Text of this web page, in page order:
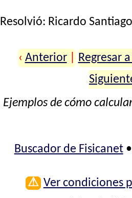
Resolvió: Ricardo
‹ Anterior Regresar
Ejemplos de cómo
Buscador de Fisicanet•
⚠ Ver condiciones